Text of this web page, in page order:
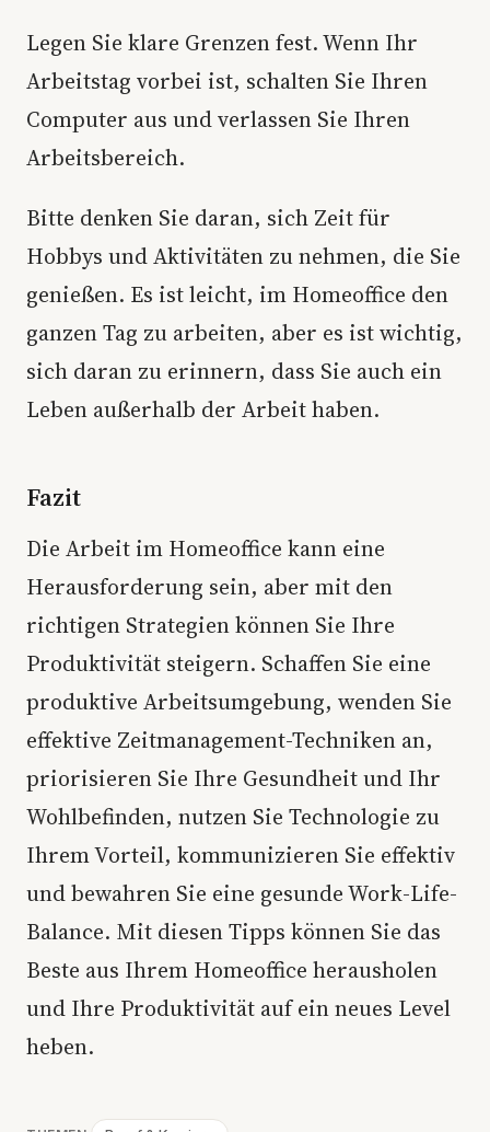
Legen Sie klare Grenzen fest. Wenn Ihr
Arbeitstag vorbei ist, schalten Sie Ihren
Computer aus und verlassen Sie Ihren
Arbeitsbereich.
Bitte denken Sie daran, sich Zeit für
Hobbys und Aktivitäten zu nehmen, die Sie
genießen. Es ist leicht, im Homeoffice den
ganzen Tag zu arbeiten, aber es ist wichtig,
sich daran zu erinnern, dass Sie auch ein
Leben außerhalb der Arbeit haben.
Fazit
Die Arbeit im Homeoffice kann eine
Herausforderung sein, aber mit den
richtigen Strategien können Sie Ihre
Produktivität steigern. Schaffen Sie eine
produktive Arbeitsumgebung, wenden Sie
effektive Zeitmanagement-Techniken an,
priorisieren Sie Ihre Gesundheit und Ihr
Wohlbefinden, nutzen Sie Technologie zu
Ihrem Vorteil, kommunizieren Sie effektiv
und bewahren Sie eine gesunde Work-Life-
Balance. Mit diesen Tipps können Sie das
Beste aus Ihrem Homeoffice herausholen
und Ihre Produktivität auf ein neues Level
heben.